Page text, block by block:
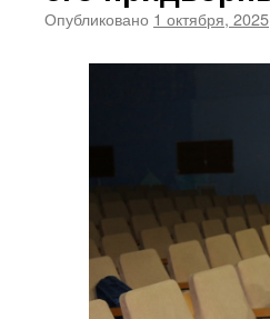
Опубликовано 1 октября, 2025